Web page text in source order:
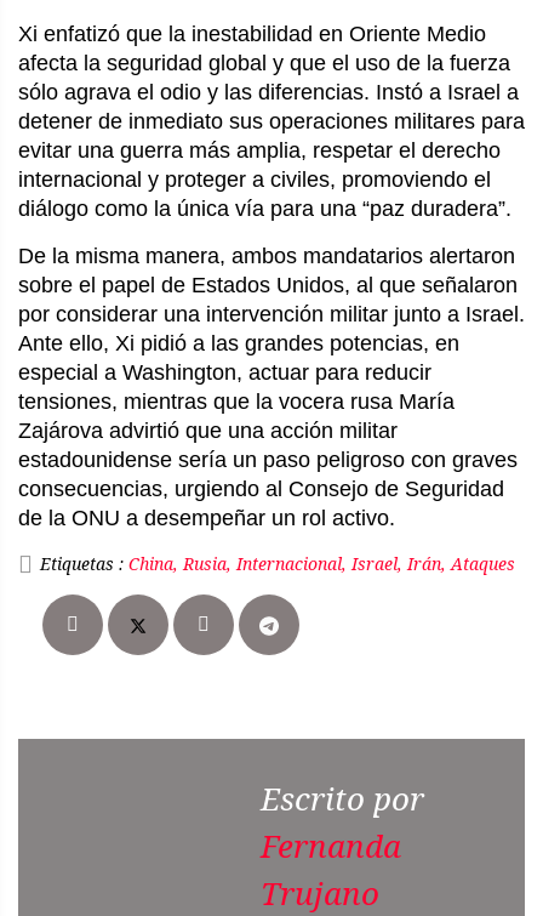
Xi enfatizó que la inestabilidad en Oriente Medio
afecta la seguridad global y que el uso de la fuerza
sólo agrava el odio y las diferencias. Instó a Israel a
detener de inmediato sus operaciones militares para
evitar una guerra más amplia, respetar el derecho
internacional y proteger a civiles, promoviendo el
diálogo como la única vía para una “paz duradera”.
De la misma manera, ambos mandatarios alertaron
sobre el papel de Estados Unidos, al que señalaron
por considerar una intervención militar junto a Israel.
Ante ello, Xi pidió a las grandes potencias, en
especial a Washington, actuar para reducir
tensiones, mientras que la vocera rusa María
Zajárova advirtió que una acción militar
estadounidense sería un paso peligroso con graves
consecuencias, urgiendo al Consejo de Seguridad
de la ONU a desempeñar un rol activo.
Etiquetas : China, Rusia, Internacional, Israel, Irán, Ataques
Escrito por
Fernanda
Trujano